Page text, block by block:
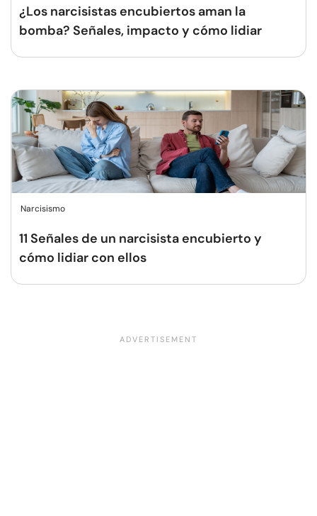
¿Los narcisistas encubiertos aman la
bomba? Señales, impacto y cómo lidiar
Narcisismo
11 Señales de un narcisista encubierto y
cómo lidiar con ellos